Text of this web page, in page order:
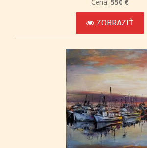
Cena: 550 €
ZOBRAZIŤ